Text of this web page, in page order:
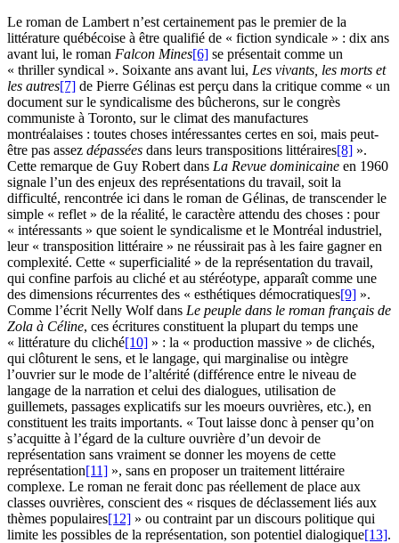
Le roman de Lambert n’est certainement pas le premier de la
littérature québécoise à être qualifié de « fiction syndicale » : dix ans
avant lui, le roman Falcon Mines[6] se présentait comme un
« thriller syndical ». Soixante ans avant lui, Les vivants, les morts et
les autres[7] de Pierre Gélinas est perçu dans la critique comme « un
document sur le syndicalisme des bûcherons, sur le congrès
communiste à Toronto, sur le climat des manufactures
montréalaises : toutes choses intéressantes certes en soi, mais peut-
être pas assez dépassées dans leurs transpositions littéraires[8] ».
Cette remarque de Guy Robert dans La Revue dominicaine en 1960
signale l’un des enjeux des représentations du travail, soit la
difficulté, rencontrée ici dans le roman de Gélinas, de transcender le
simple « reflet » de la réalité, le caractère attendu des choses : pour
« intéressants » que soient le syndicalisme et le Montréal industriel,
leur « transposition littéraire » ne réussirait pas à les faire gagner en
complexité. Cette « superficialité » de la représentation du travail,
qui confine parfois au cliché et au stéréotype, apparaît comme une
des dimensions récurrentes des « esthétiques démocratiques[9] ».
Comme l’écrit Nelly Wolf dans Le peuple dans le roman français de
Zola à Céline, ces écritures constituent la plupart du temps une
« littérature du cliché[10] » : la « production massive » de clichés,
qui clôturent le sens, et le langage, qui marginalise ou intègre
l’ouvrier sur le mode de l’altérité (différence entre le niveau de
langage de la narration et celui des dialogues, utilisation de
guillemets, passages explicatifs sur les moeurs ouvrières, etc.), en
constituent les traits importants. « Tout laisse donc à penser qu’on
s’acquitte à l’égard de la culture ouvrière d’un devoir de
représentation sans vraiment se donner les moyens de cette
représentation[11] », sans en proposer un traitement littéraire
complexe. Le roman ne ferait donc pas réellement de place aux
classes ouvrières, conscient des « risques de déclassement liés aux
thèmes populaires[12] » ou contraint par un discours politique qui
limite les possibles de la représentation, son potentiel dialogique[13].